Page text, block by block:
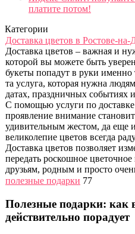
платите потом!
Категории
Доставка цветов в Ростове-на-
Доставка цветов – важная и
которой вы можете быть
букеты попадут в руки именно
та услуга, которая нужна
датах, праздничных
С помощью услуги по доставке
проявление внимание
удивительным жестом, да еще
великолепие цветов всегда
Доставка цветов позволяет
передать роскошное
друзьям, родным и просто
полезные подарки 77
Полезные подарки: как
действительно порадует